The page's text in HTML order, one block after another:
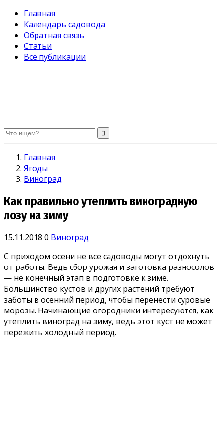
Главная
Календарь садовода
Обратная связь
Статьи
Все публикации
Огород без хлопот. Советы садоводам и огородникам
Главная
Ягоды
Виноград
Как правильно утеплить виноградную
лозу на зиму
15.11.2018 0 Виноград
С приходом осени не все садоводы могут отдохнуть
от работы. Ведь сбор урожая и заготовка разносолов
— не конечный этап в подготовке к зиме.
Большинство кустов и других растений требуют
заботы в осенний период, чтобы перенести суровые
морозы. Начинающие огородники интересуются, как
утеплить виноград на зиму, ведь этот куст не может
пережить холодный период.